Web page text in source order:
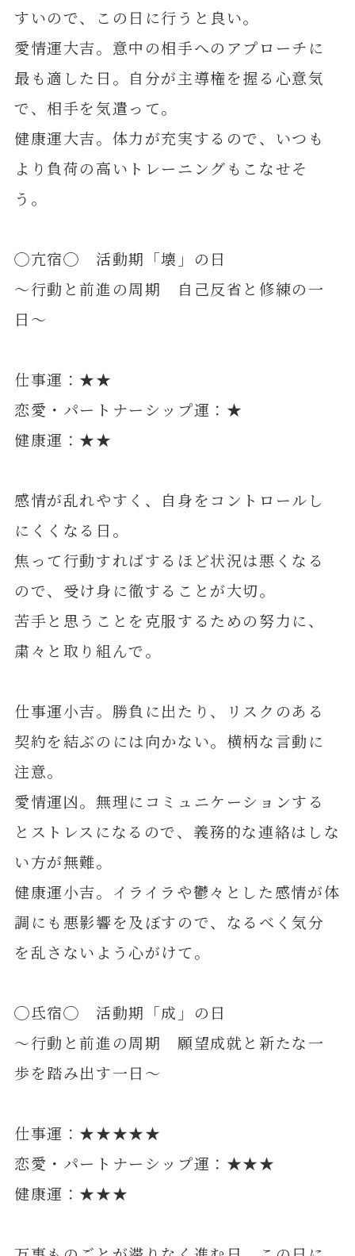
すいので、この日に行うと良い。
愛情運大吉。意中の相手へのアプローチに
最も適した日。自分が主導権を握る心意気
で、相手を気遣って。
健康運大吉。体力が充実するので、いつも
より負荷の高いトレーニングもこなせそ
う。
◯亢宿◯ 活動期「壊」の日
～行動と前進の周期 自己反省と修練の一
日～
仕事運：★★
恋愛・パートナーシップ運：★
健康運：★★
感情が乱れやすく、自身をコントロールし
にくくなる日。
焦って行動すればするほど状況は悪くなる
ので、受け身に徹することが大切。
苦手と思うことを克服するための努力に、
粛々と取り組んで。
仕事運小吉。勝負に出たり、リスクのある
契約を結ぶのには向かない。横柄な言動に
注意。
愛情運凶。無理にコミュニケーションする
とストレスになるので、義務的な連絡はしな
い方が無難。
健康運小吉。イライラや鬱々とした感情が体
調にも悪影響を及ぼすので、なるべく気分
を乱さないよう心がけて。
◯氐宿◯ 活動期「成」の日
～行動と前進の周期 願望成就と新たな一
歩を踏み出す一日～
仕事運：★★★★★
恋愛・パートナーシップ運：★★★
健康運：★★★